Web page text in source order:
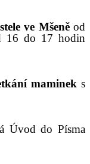
ve Mšeněod
16 do 17 hodin
maminek s
Úvod do Písma